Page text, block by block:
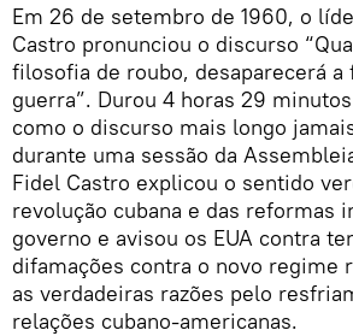
Em 26 de setembro de 1960, o
Castro pronunciou o discurso
filosofia de roubo, desaparecerá a
guerra”. Durou 4 horas 29
como o discurso mais longo
durante uma sessão da
Fidel Castro explicou o sentido
revolução cubana e das reformas
governo e avisou os EUA contra
difamações contra o novo regime
as verdadeiras razões pelo
relações cubano-americanas.